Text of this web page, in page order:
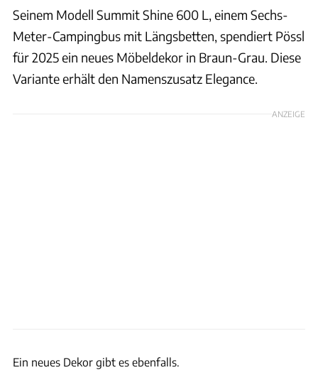
Seinem Modell Summit Shine 600 L, einem Sechs-
Meter-Campingbus mit Längsbetten, spendiert Pössl
für 2025 ein neues Möbeldekor in Braun-Grau. Diese
Variante erhält den Namenszusatz Elegance.
ANZEIGE
Ein neues Dekor gibt es ebenfalls.